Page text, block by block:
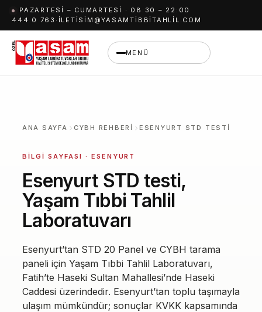
İçeriğe
geç
PAZARTESI – CUMARTESI · 08:30 – 22:00
444 0 763 · ILETISIM@YASAMTIBBITAHLIL.COM
MENÜ
ANA SAYFA CYBH REHBERI ESENYURT STD TESTI
BILGI SAYFASI · ESENYURT
Esenyurt STD testi,
Yaşam Tıbbi Tahlil
Laboratuvarı
Esenyurt’tan STD 20 Panel ve CYBH tarama
paneli için Yaşam Tıbbi Tahlil Laboratuvarı,
Fatih’te Haseki Sultan Mahallesi’nde Haseki
Caddesi üzerindedir. Esenyurt’tan toplu taşımayla
ulaşım mümkündür; sonuçlar KVKK kapsamında